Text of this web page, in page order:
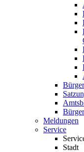
Meldungen
Service
Stadt